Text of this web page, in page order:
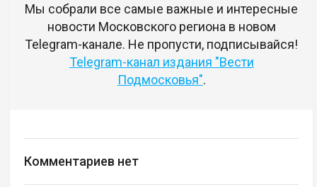
Мы собрали все самые важные и интересные
новости Московского региона в новом
Telegram-канале. Не пропусти, подписывайся!
Telegram-канал издания "Вести
Подмосковья".
Комментариев нет